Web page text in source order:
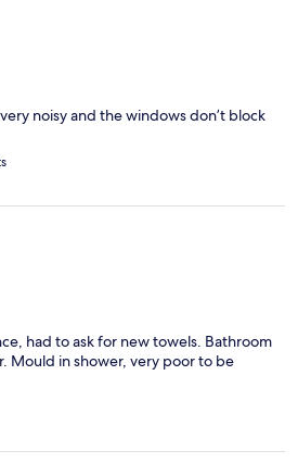
noisy and the windows don’t block
had to ask for new towels. Bathroom
Mould in shower, very poor to be